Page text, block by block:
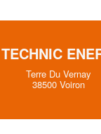
Terre Du Vernay
38500 Voiron